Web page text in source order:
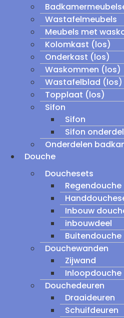
Wastafelmeubels
Meubels met
Kolomkast (los)
Onderkast (los)
Waskommen (los)
Wastafelblad (los)
Topplaat (los)
Sifon
Sifon
Sifon
Onderdelen
Douche
Douchesets
Regendouche
Inbouw
inbouwdeel
Buitendouche
Douchewanden
Zijwand
Inloopdouche
Douchedeuren
Draaideuren
Schuifdeuren